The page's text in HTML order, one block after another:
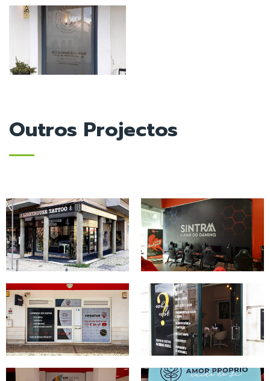
Outros Projectos